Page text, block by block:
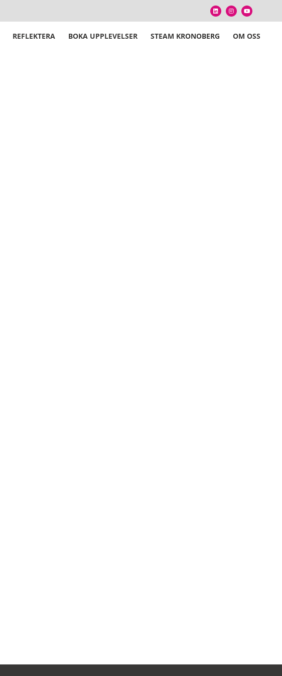
REFLEKTERA BOKA UPPLEVELSER STEAM KRONOBERG OM OSS